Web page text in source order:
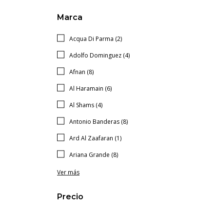
Marca
Acqua Di Parma (2)
Adolfo Dominguez (4)
Afnan (8)
Al Haramain (6)
Al Shams (4)
Antonio Banderas (8)
Ard Al Zaafaran (1)
Ariana Grande (8)
Ver más
Precio